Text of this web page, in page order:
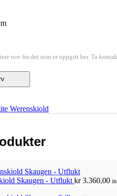
noe fra det som er oppgitt her. Ta
Werenskiold
Skaugen - Utflukt kr3.360,00